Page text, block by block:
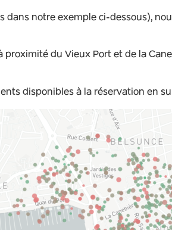
dans notre exemple ci-dessous),
du Vieux Port et de la
disponibles à la réservation en